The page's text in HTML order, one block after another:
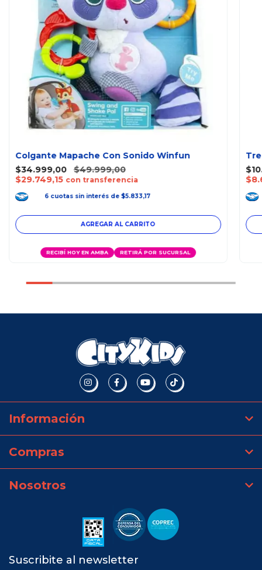
Colgante Mapache Con Sonido Winfun
$34.999,00
$49.999,00
$29.749,15 con transferencia
6 cuotas sin interés de $5.833,17
RECIBÍ HOY EN AMBA RETIRÁ POR SUCURSAL
Información
Compras
Nosotros
Suscribite al newsletter